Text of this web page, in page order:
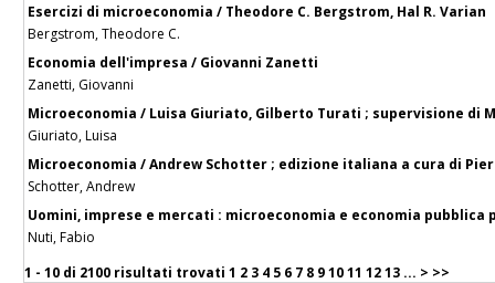
Esercizi di microeconomia / Theodore C. Bergstrom, Hal R. Varian
Bergstrom, Theodore C.
Economia dell'impresa / Giovanni Zanetti
Zanetti, Giovanni
Microeconomia / Luisa Giuriato, Gilberto Turati ; supervisione di
Giuriato, Luisa
Microeconomia / Andrew Schotter ; edizione italiana a cura di
Schotter, Andrew
Uomini, imprese e mercati : microeconomia e economia
Nuti, Fabio
1 - 10 di 2100 risultati trovati 1 2 3 4 5 6 7 8 91011 1213 ... > >>